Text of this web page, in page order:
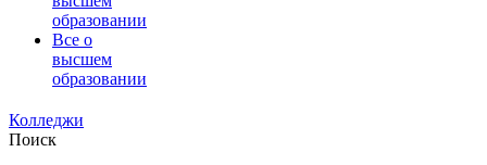
образовании
Все о
высшем
образовании
Колледжи
Поиск